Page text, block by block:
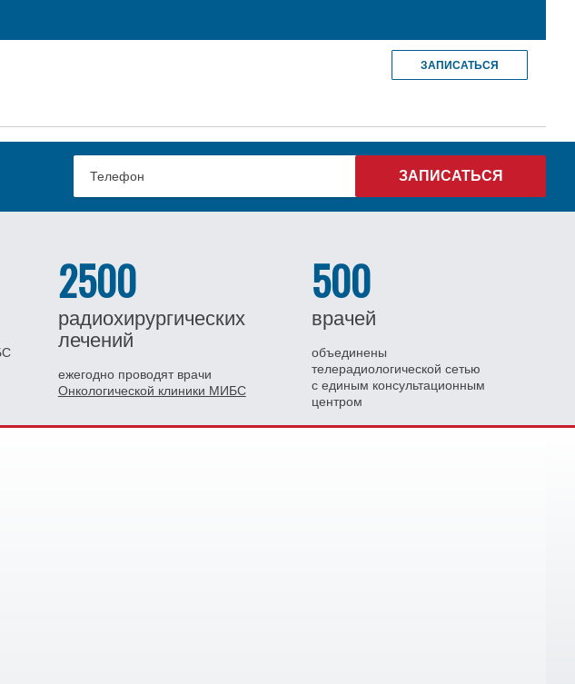
ЗАПИСАТЬСЯ
2500
радиохирургических
лечений
ежегодно проводят врачи
Онкологической клиники МИБС
500
врачей
объединены
телерадиологической сетью
с единым консультационным
центром